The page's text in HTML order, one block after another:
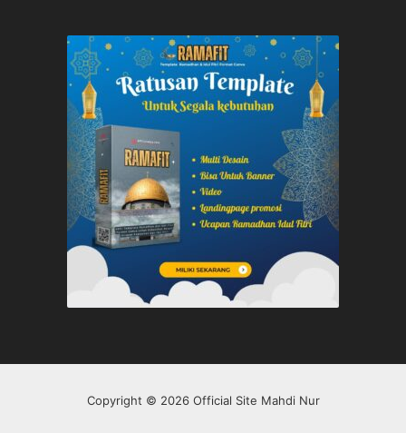
Copyright © 2026 Official Site Mahdi Nur